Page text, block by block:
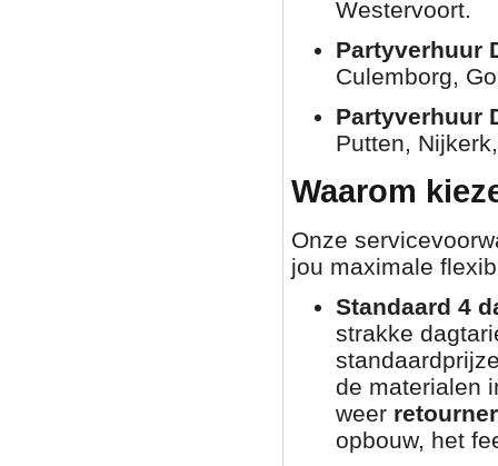
Westervoort.
Partyverhuur
Culemborg,
Partyverhuur
Putten,
Waarom
Onze
jou maximale
Standaard 4
strakke
de materialen
weer
opbouw, het